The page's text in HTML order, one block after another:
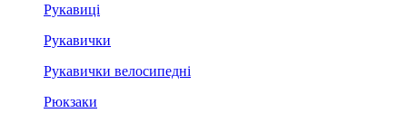
Рукавиці
Рукавички
Рукавички велосипедні
Рюкзаки